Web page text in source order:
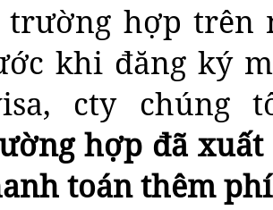
trường hợp trên
khi đăng ký
cty chúng
hợp đã xuất
toán thêm